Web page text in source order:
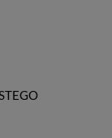
oraz
z prawem
swoich